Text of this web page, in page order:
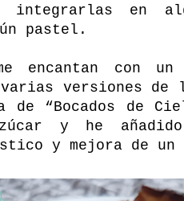
integrarlas en
pastel.
me encantan con
versiones de
de “Bocados de
y he
y mejora de